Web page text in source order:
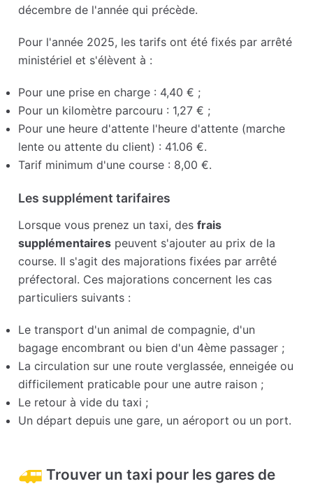
décembre de l'année qui précède.
Pour l'année 2025, les tarifs ont été fixés par arrêté
ministériel et s'élèvent à :
Pour une prise en charge : 4,40 € ;
Pour un kilomètre parcouru : 1,27 € ;
Pour une heure d'attente l'heure d'attente (marche
lente ou attente du client) : 41.06 €.
Tarif minimum d'une course : 8,00 €.
Les supplément tarifaires
Lorsque vous prenez un taxi, desfrais
supplémentaires peuvent s'ajouter au prix de la
course. Il s'agit des majorations fixées par arrêté
préfectoral. Ces majorations concernent les cas
particuliers suivants :
Le transport d'un animal de compagnie, d'un
bagage encombrant ou bien d'un 4ème passager ;
La circulation sur une route verglassée, enneigée ou
difficilement praticable pour une autre raison ;
Le retour à vide du taxi ;
Un départ depuis une gare, un aéroport ou un port.
Trouver un taxi pour les gares de